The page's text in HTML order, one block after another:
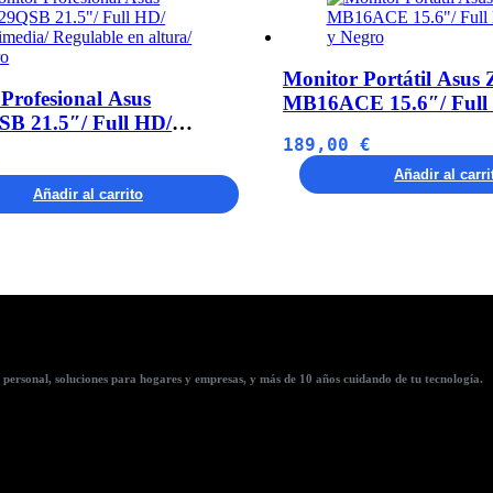
Asus
21.5″/ Full HD/
Añadir al carrito
Monitor Portátil Asus
MB16ACE 15.6″/ Full
189,00 €
Añadir al
soluciones para hogares y empresas, y más de 10 años cuidando de tu tecnología.